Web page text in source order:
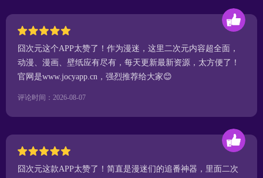
囧次元这个APP太赞了！作为漫迷，这里二次元内容超全面，
动漫、漫画、壁纸应有尽有，每天更新最新资源，太方便了！
官网是www.jocyapp.cn，强烈推荐给大家😊
评论时间：2026-08-07
囧次元这款APP太赞了！简直是漫迷们的追番神器，里面二次